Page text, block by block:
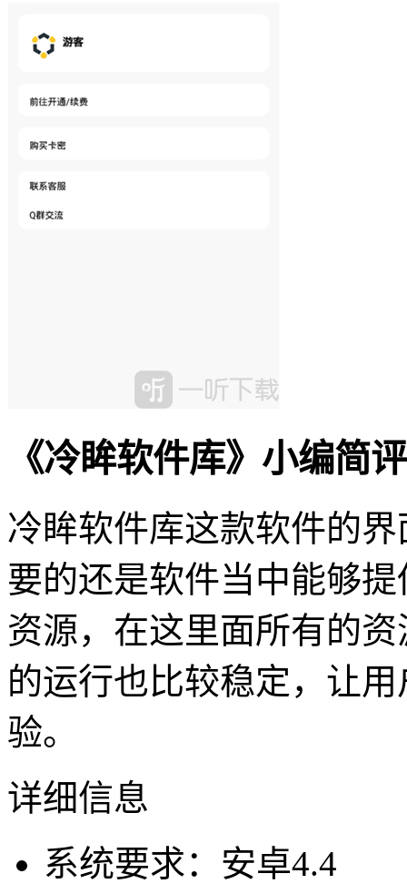
《冷眸软件库》小编简
冷眸软件库这款软件的界
要的还是软件当中能够
资源，在这里面所有的
的运行也比较稳定，让
验。
详细信息
系统要求：安卓4.4